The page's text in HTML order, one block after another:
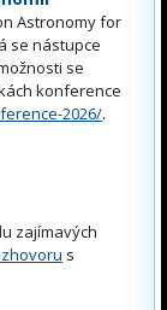
Astronomy for
se nástupce
se
konference
2026/.
zajímavých
s